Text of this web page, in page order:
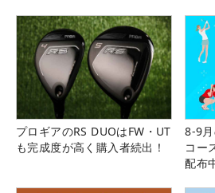
プロギアのRS DUOはFW・UT
も完成度が高く購入者続出！
8-9
コー
配布